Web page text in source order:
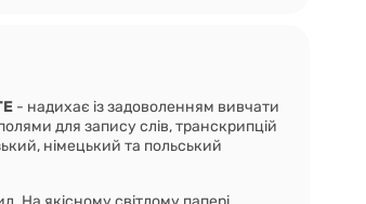
- надихає із задоволенням вивчати
для запису слів, транскрипцій
німецький та польський